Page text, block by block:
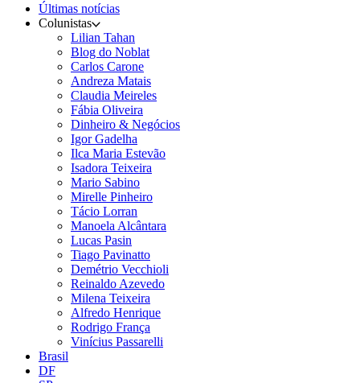
Últimas notícias
Colunistas
Lilian Tahan
Blog do Noblat
Carlos Carone
Andreza Matais
Claudia Meireles
Fábia Oliveira
Dinheiro & Negócios
Igor Gadelha
Ilca Maria Estevão
Isadora Teixeira
Mario Sabino
Mirelle Pinheiro
Tácio Lorran
Manoela Alcântara
Lucas Pasin
Tiago Pavinatto
Demétrio Vecchioli
Reinaldo Azevedo
Milena Teixeira
Alfredo Henrique
Rodrigo França
Vinícius Passarelli
Brasil
DF